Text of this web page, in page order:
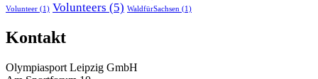
Volunteer (1) Volunteers (5) WaldfürSachsen (1)
Kontakt
Olympiasport Leipzig GmbH